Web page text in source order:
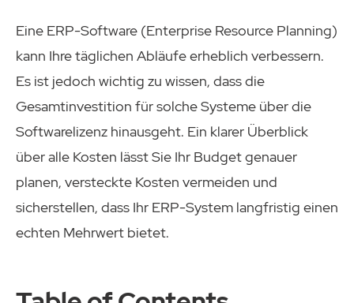
Eine ERP-Software (Enterprise Resource Planning)
kann Ihre täglichen Abläufe erheblich verbessern.
Es ist jedoch wichtig zu wissen, dass die
Gesamtinvestition für solche Systeme über die
Softwarelizenz hinausgeht. Ein klarer Überblick
über alle Kosten lässt Sie Ihr Budget genauer
planen, versteckte Kosten vermeiden und
sicherstellen, dass Ihr ERP-System langfristig einen
echten Mehrwert bietet.